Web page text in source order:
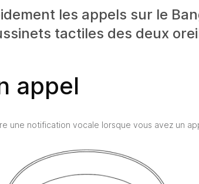
les appels sur le
tactiles des deux
appel
une notification vocale lorsque vous avez un